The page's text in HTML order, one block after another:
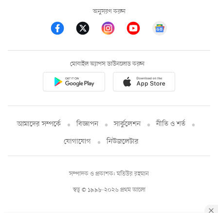
অনুসরণ করুন
মোবাইল অ্যাপস ডাউনলোড করুন
আমাদের সম্পর্কে বিজ্ঞাপন সার্কুলেশন
নীতি ও শর্ত
যোগাযোগ
নিউজলেটার
স্বত্ব © ১৯৯৮-২০২৬ প্রথম আলো
সম্পাদক ও প্রকাশক: মতিউর রহমান